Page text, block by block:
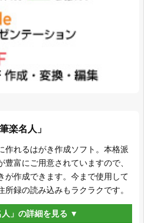
楽名人」
作れるはがき作成ソフト。本格派
富にご用意されていますので、
が作成できます。今まで使用して
所録の読み込みもラクラクです。
人」の詳細を見る